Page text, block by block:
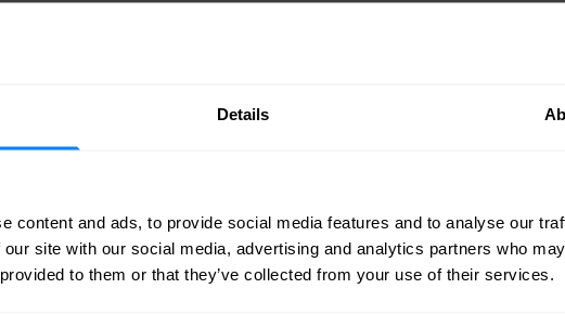
Details
content and ads, to provide social media features and to analyse our
site with our social media, advertising and analytics partners who
to them or that they’ve collected from your use of their services.
risico's af te
tussen de klant